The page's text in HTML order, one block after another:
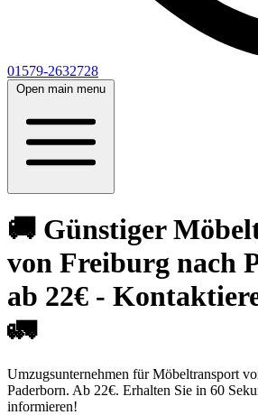
01579-2632728
Open main menu
🚚 Günstiger
von Freiburg nach
ab 22€ -
🚛
Umzugsunternehmen für Möbeltransport
Paderborn. Ab 22€. Erhalten Sie in 60
informieren!